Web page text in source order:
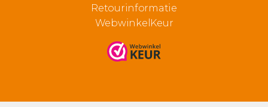
Retourinformatie
WebwinkelKeur